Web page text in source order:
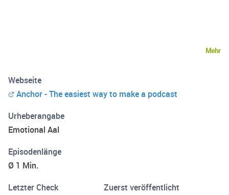
Mehr
Webseite
Anchor - The easiest way to make a podcast
Urheberangabe
Emotional Aal
Episodenlänge
Ø 1 Min.
Letzter Check
Zuerst veröffentlicht